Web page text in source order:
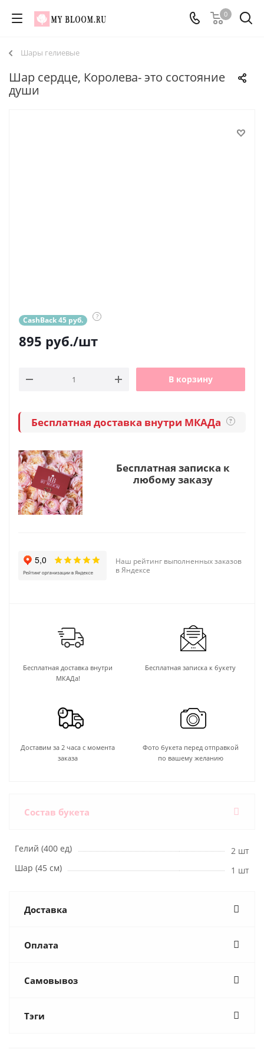
0
Шары гелиевые
Шар сердце, Королева- это состояние
души
CashBack 45 руб. ?
895 руб./шт
В корзину
Бесплатная доставка внутри МКАДа ?
Бесплатная записка к
любому заказу
Наш рейтинг выполненных заказов
в Яндексе
Бесплатная доставка внутри
МКАДа!
Бесплатная записка к букету
Доставим за 2 часа с момента
заказа
Фото букета перед отправкой
по вашему желанию
Состав букета
Гелий (400 ед)
2 шт
Шар (45 см)
1 шт
Доставка
Оплата
Самовывоз
Тэги